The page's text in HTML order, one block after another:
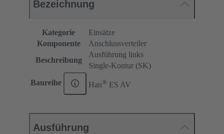
Bezeichnung
Kategorie
Einsätze
Komponente
Anschlussverteiler
Beschreibung
Ausführung links
Single-Kontur (SK)
Baureihe Han® ES AV
Ausführung